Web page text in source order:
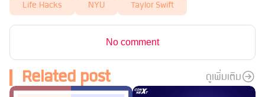
Life Hacks NYU Taylor Swift
No comment
Related post ดูเพิ่มเติม